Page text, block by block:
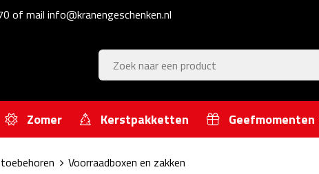
of mail info@kranengeschenken.nl
Zomer Kerstpakketten Geefmomenten
Voorraadboxen en zakken